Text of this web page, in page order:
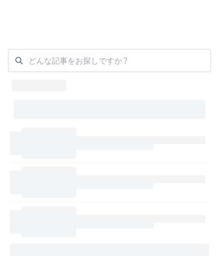
どんな記事をお探しですか？